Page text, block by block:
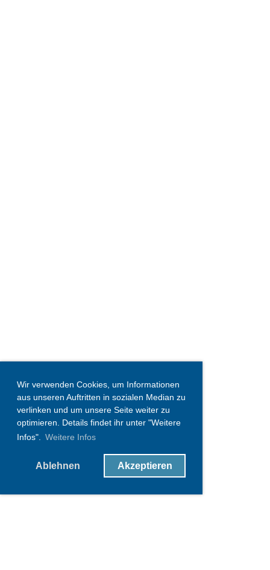
Wir verwenden Cookies, um Informationen
aus unseren Auftritten in sozialen Median zu
verlinken und um unsere Seite weiter zu
optimieren. Details findet ihr unter "Weitere
Infos". Weitere Infos
Ablehnen Akzeptieren